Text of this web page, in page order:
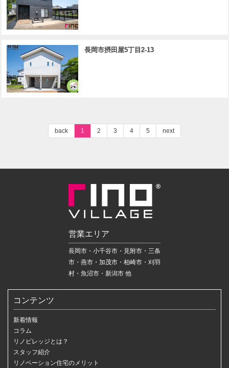
長岡市摂田屋5丁目2-13
back 1 2 3 4 5 next
営業エリア
長岡市・小千谷市・見附市・三条
市・燕市・加茂市・柏崎市・刈羽
村・魚沼市・新潟市 他
コンテンツ
新着情報
コラム
リノビレッジとは？
スタッフ紹介
リノベーション住宅のメリット